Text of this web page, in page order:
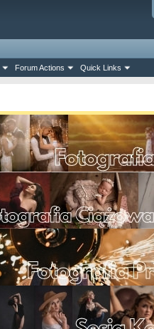
Forum Actions Quick Links